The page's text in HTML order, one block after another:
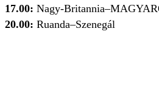
17.00: Nagy-
20.00: Ruanda–Szenegál